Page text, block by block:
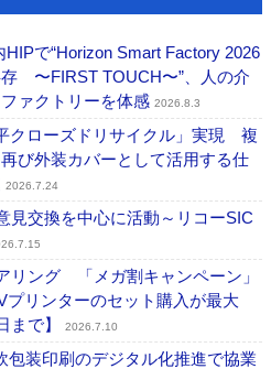
で“Horizon Smart Factory 2026
〜FIRST TOUCH〜”、人の介
ァクトリーを体感 2026.8.3
クローズドリサイクル」実現 複
び外装カバーとして活用する仕
2026.7.24
見交換を中心に活動～リコーSIC
リング 「メガ割キャンペーン」
リンターのセット購入が最大
まで】
2026.7.10
装印刷のデジタル化推進で協業